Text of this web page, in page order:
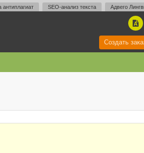
антиплагиат SEO-анализ текста Адвего
A
Создать